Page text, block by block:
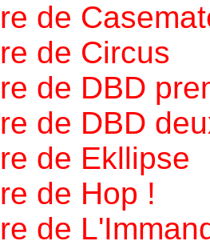
de
de Circus
de DBD
de DBD
de Ekllipse
de Hop !
de